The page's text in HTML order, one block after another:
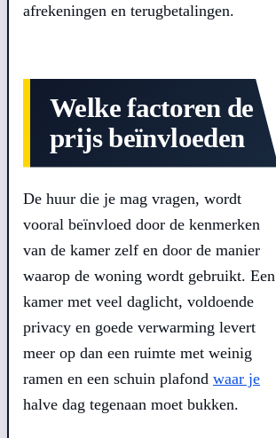
afrekeningen en terugbetalingen.
Welke factoren de
prijs beïnvloeden
De huur die je mag vragen, wordt
vooral beïnvloed door de kenmerken
van de kamer zelf en door de manier
waarop de woning wordt gebruikt. Een
kamer met veel daglicht, voldoende
privacy en goede verwarming levert
meer op dan een ruimte met weinig
ramen en een schuin plafond waar je
halve dag tegenaan moet bukken.